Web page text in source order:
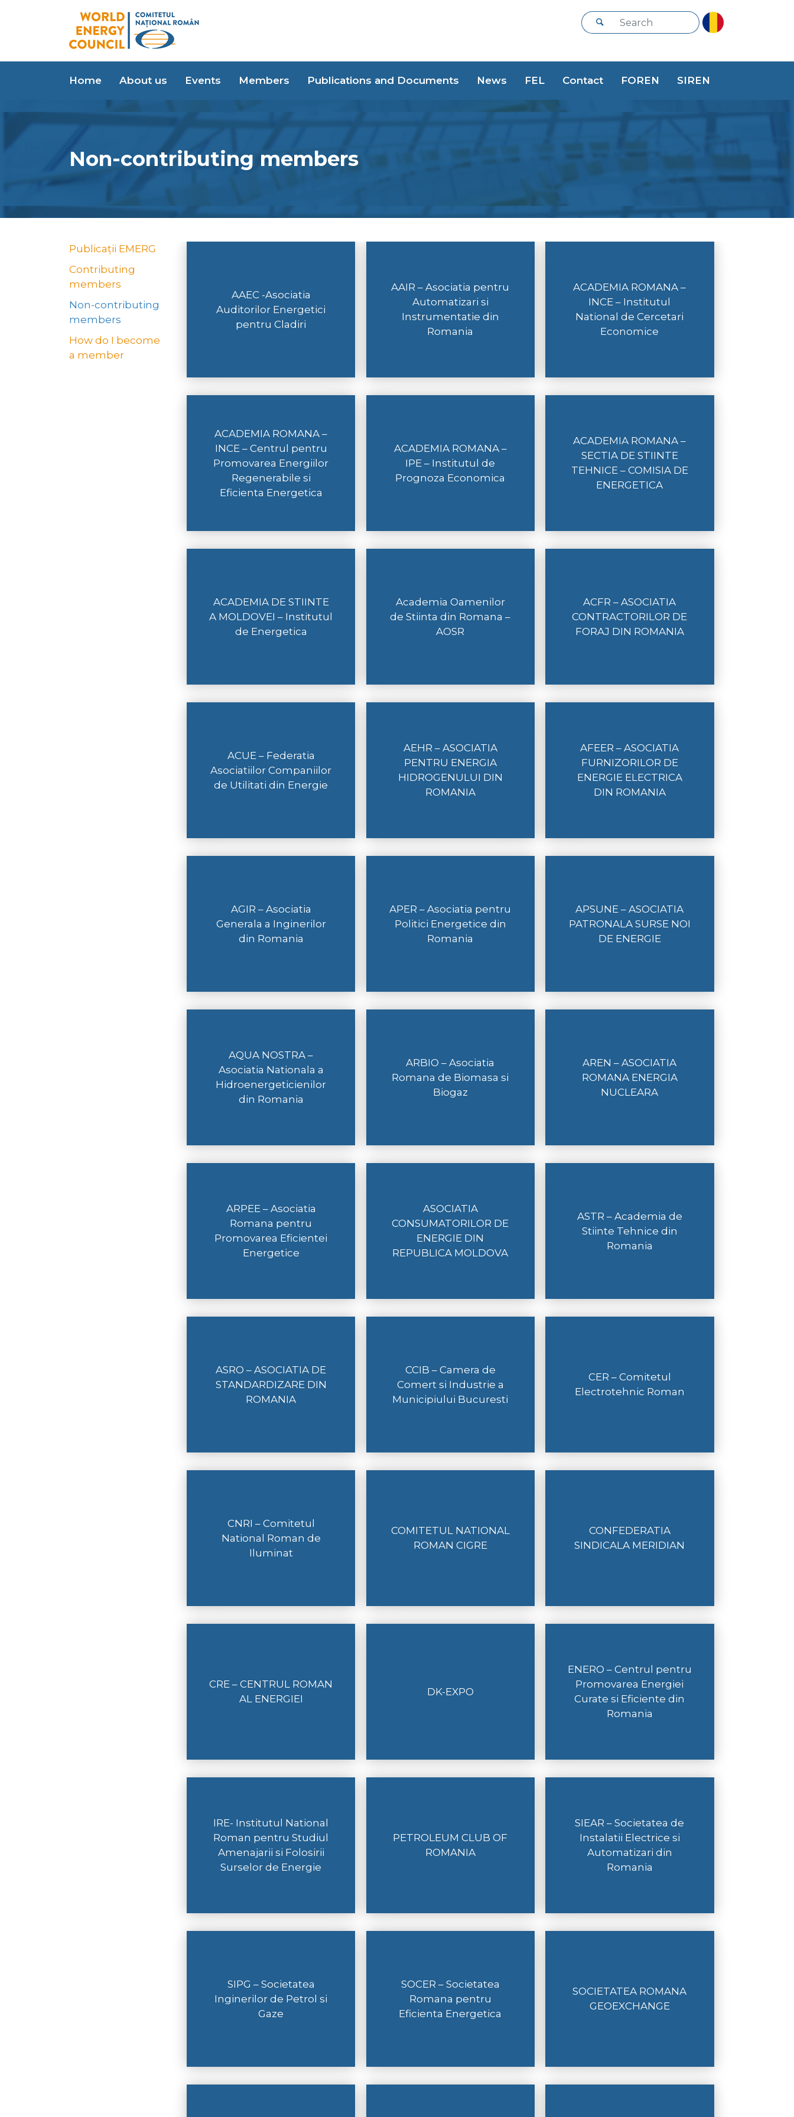
Home About us Events Members Publications and Documents News FEL Contact FOREN SIREN
Non-contributing members
Publicații EMERG
Contributing
members
Non-contributing
members
How do I become
a member
AAEC -Asociatia
Auditorilor Energetici
pentru Cladiri
AAIR – Asociatia pentru
Automatizari si
Instrumentatie din
Romania
ACADEMIA ROMANA –
INCE – Institutul
National de Cercetari
Economice
ACADEMIA ROMANA –
INCE – Centrul pentru
Promovarea Energiilor
Regenerabile si
Eficienta Energetica
ACADEMIA ROMANA –
IPE – Institutul de
Prognoza Economica
ACADEMIA ROMANA –
SECTIA DE STIINTE
TEHNICE – COMISIA DE
ENERGETICA
ACADEMIA DE STIINTE
A MOLDOVEI – Institutul
de Energetica
Academia Oamenilor
de Stiinta din Romana –
AOSR
ACFR – ASOCIATIA
CONTRACTORILOR DE
FORAJ DIN ROMANIA
ACUE – Federatia
Asociatiilor Companiilor
de Utilitati din Energie
AEHR – ASOCIATIA
PENTRU ENERGIA
HIDROGENULUI DIN
ROMANIA
AFEER – ASOCIATIA
FURNIZORILOR DE
ENERGIE ELECTRICA
DIN ROMANIA
AGIR – Asociatia
Generala a Inginerilor
din Romania
APER – Asociatia pentru
Politici Energetice din
Romania
APSUNE – ASOCIATIA
PATRONALA SURSE NOI
DE ENERGIE
AQUA NOSTRA –
Asociatia Nationala a
Hidroenergeticienilor
din Romania
ARBIO – Asociatia
Romana de Biomasa si
Biogaz
AREN – ASOCIATIA
ROMANA ENERGIA
NUCLEARA
ARPEE – Asociatia
Romana pentru
Promovarea Eficientei
Energetice
ASOCIATIA
CONSUMATORILOR DE
ENERGIE DIN
REPUBLICA MOLDOVA
ASTR – Academia de
Stiinte Tehnice din
Romania
ASRO – ASOCIATIA DE
STANDARDIZARE DIN
ROMANIA
CCIB – Camera de
Comert si Industrie a
Municipiului Bucuresti
CER – Comitetul
Electrotehnic Roman
CNRI – Comitetul
National Roman de
Iluminat
COMITETUL NATIONAL
ROMAN CIGRE
CONFEDERATIA
SINDICALA MERIDIAN
CRE – CENTRUL ROMAN
AL ENERGIEI
DK-EXPO
ENERO – Centrul pentru
Promovarea Energiei
Curate si Eficiente din
Romania
IRE- Institutul National
Roman pentru Studiul
Amenajarii si Folosirii
Surselor de Energie
PETROLEUM CLUB OF
ROMANIA
SIEAR – Societatea de
Instalatii Electrice si
Automatizari din
Romania
SIPG – Societatea
Inginerilor de Petrol si
Gaze
SOCER – Societatea
Romana pentru
Eficienta Energetica
SOCIETATEA ROMANA
GEOEXCHANGE